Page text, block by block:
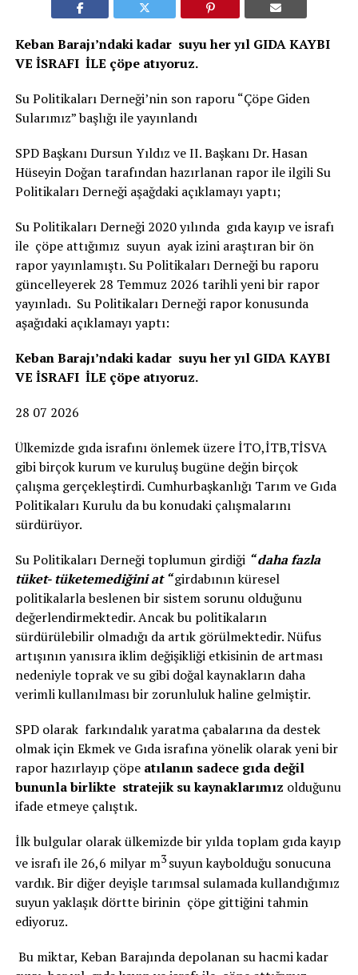
Keban Barajı’ndaki kadar suyu her yıl GIDA KAYBI
VE İSRAFI İLE çöpe atıyoruz.
Su Politikaları Derneği’nin son raporu “Çöpe Giden
Sularımız” başlığı ile yayınlandı
SPD Başkanı Dursun Yıldız ve II. Başkanı Dr. Hasan
Hüseyin Doğan tarafından hazırlanan rapor ile ilgili Su
Politikaları Derneği aşağdaki açıklamayı yaptı;
Su Politikaları Derneği 2020 yılında gıda kayıp ve israfı
ile çöpe attığımız suyun ayak izini araştıran bir ön
rapor yayınlamıştı. Su Politikaları Derneği bu raporu
güncelleyerek 28 Temmuz 2026 tarihli yeni bir rapor
yayınladı. Su Politikaları Derneği rapor konusunda
aşağıdaki açıklamayı yaptı:
Keban Barajı’ndaki kadar suyu her yıl GIDA KAYBI
VE İSRAFI İLE çöpe atıyoruz.
28 07 2026
Ülkemizde gıda israfını önlemek üzere İTO,İTB,TİSVA
gibi birçok kurum ve kuruluş bugüne değin birçok
çalışma gerçekleştirdi. Cumhurbaşkanlığı Tarım ve Gıda
Politikaları Kurulu da bu konudaki çalışmalarını
sürdürüyor.
Su Politikaları Derneği toplumun girdiği “ daha fazla
tüket- tüketemediğini at “girdabının küresel
politikalarla beslenen bir sistem sorunu olduğunu
değerlendirmektedir. Ancak bu politikaların
sürdürülebilir olmadığı da artık görülmektedir. Nüfus
artışının yanısıra iklim değişikliği etkisinin de artması
nedeniyle toprak ve su gibi doğal kaynakların daha
verimli kullanılması bir zorunluluk haline gelmiştir.
SPD olarak farkındalık yaratma çabalarına da destek
olmak için Ekmek ve Gıda israfına yönelik olarak yeni bir
rapor hazırlayıp çöpe atılanın sadece gıda değil
bununla birlikte stratejik su kaynaklarımız olduğunu
ifade etmeye çalıştık.
İlk bulgular olarak ülkemizde bir yılda toplam gıda kayıp
ve israfı ile 26,6 milyar m3 suyun kaybolduğu sonucuna
vardık. Bir diğer deyişle tarımsal sulamada kullandığımız
suyun yaklaşık dörtte birinin çöpe gittiğini tahmin
ediyoruz.
Bu miktar, Keban Barajında depolanan su hacmi kadar